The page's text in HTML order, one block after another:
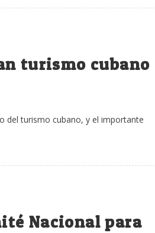
turismo cubano
del turismo cubano, y el importante
Nacional para